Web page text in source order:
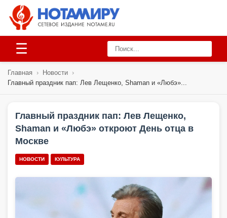
☰
Главная › Новости ›
Главный праздник пап: Лев Лещенко, Shaman и «Любэ»...
Главный праздник пап: Лев Лещенко,
Shaman и «Любэ» откроют День отца в
Москве
НОВОСТИ КУЛЬТУРА